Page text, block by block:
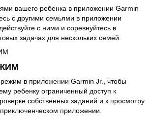
вашего ребенка в приложении Garmin
с другими семьями в приложении
с ними и соревнуйтесь в
задачах для нескольких семей.
режим в приложении Garmin Jr., чтобы
ребенку ограниченный доступ к
собственных заданий и к просмотру
приложении.